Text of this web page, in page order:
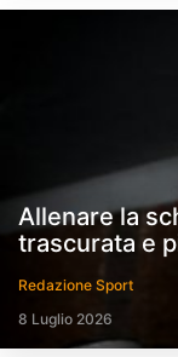
Allenare la
trascurata e
Redazione Sport
8 Luglio 2026